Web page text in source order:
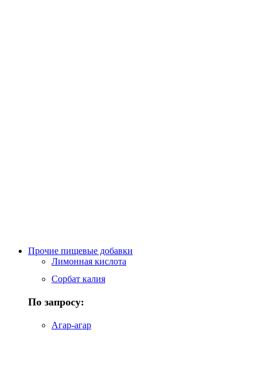
Прочие пищевые добавки
Лимонная кислота
Сорбат калия
По запросу:
Агар-агар